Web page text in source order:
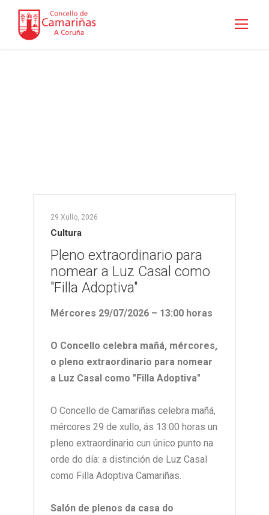
29 Xullo, 2026
Cultura
Pleno extraordinario para
nomear a Luz Casal como
"Filla Adoptiva"
Mércores 29/07/2026 – 13:00 horas
O Concello celebra mañá, mércores,
o pleno extraordinario para nomear
a Luz Casal como "Filla Adoptiva"
O Concello de Camariñas celebra mañá,
mércores 29 de xullo, ás 13:00 horas un
pleno extraordinario cun único punto na
orde do día: a distinción de Luz Casal
como Filla Adoptiva Camariñas.
Salón de plenos da casa do